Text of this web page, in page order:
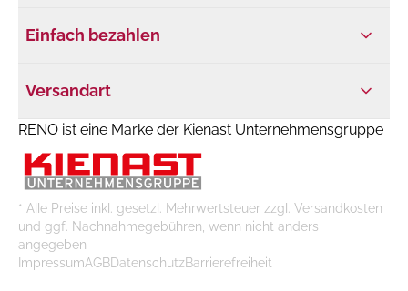
Einfach bezahlen
Versandart
RENO ist eine Marke der Kienast Unternehmensgruppe
* Alle Preise inkl. gesetzl. Mehrwertsteuer zzgl. Versandkosten
und ggf. Nachnahmegebühren, wenn nicht anders
angegeben
ImpressumAGBDatenschutzBarrierefreiheit